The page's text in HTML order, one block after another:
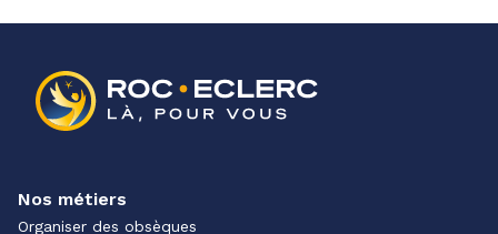
Nos métiers
Organiser des obsèques